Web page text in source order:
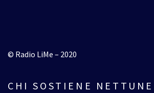
© Radio LiMe – 2020
CHI SOSTIENE